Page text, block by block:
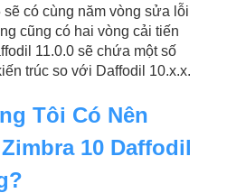
sẽ có cùng năm vòng sửa lỗi
cũng có hai vòng cải tiến
11.0.0 sẽ chứa một số
​​trúc so với Daffodil 10.x.x.
Tôi Có Nên
10 Daffodil